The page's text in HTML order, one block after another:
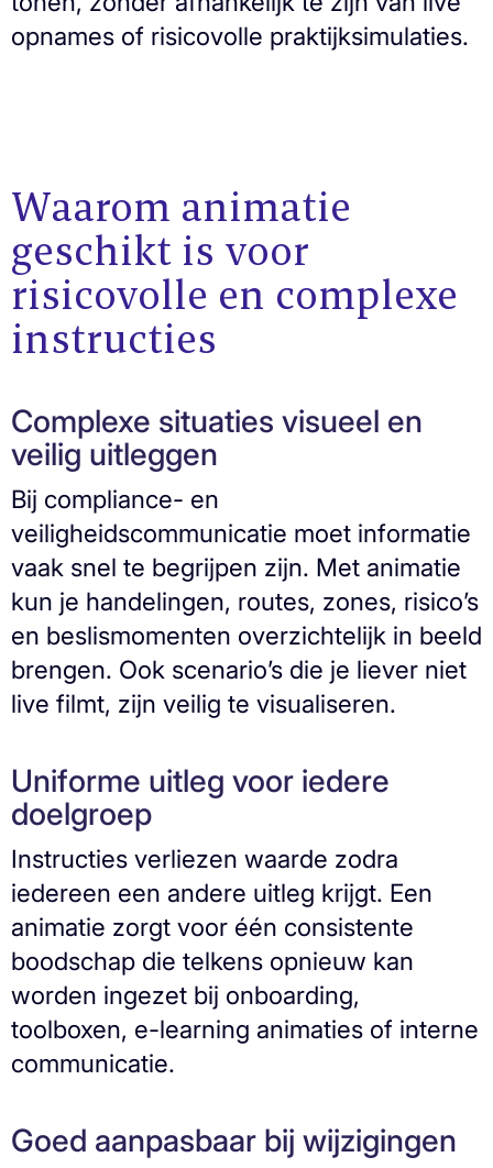
opnames of risicovolle praktijksimulaties.
Waarom animatie
geschikt is voor
risicovolle en complexe
instructies
Complexe situaties visueel en
veilig uitleggen
Bij compliance- en
veiligheidscommunicatie moet informatie
vaak snel te begrijpen zijn. Met animatie
kun je handelingen, routes, zones, risico’s
en beslismomenten overzichtelijk in beeld
brengen. Ook scenario’s die je liever niet
live filmt, zijn veilig te visualiseren.
Uniforme uitleg voor iedere
doelgroep
Instructies verliezen waarde zodra
iedereen een andere uitleg krijgt. Een
animatie zorgt voor één consistente
boodschap die telkens opnieuw kan
worden ingezet bij onboarding,
toolboxen, e-learning animaties of interne
communicatie.
Goed aanpasbaar bij wijzigingen